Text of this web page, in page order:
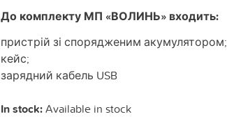
До комплекту МП «ВОЛИНЬ» входить:
пристрій зі спорядженим акумулятором;
кейс;
зарядний кабель USB
In stock:Available in stock